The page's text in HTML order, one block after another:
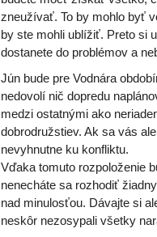
zneužívať. To by mohlo byť
by ste mohli ublížiť. Preto si
dostanete do problémov a
Jún bude pre Vodnára
nedovolí nič dopredu
medzi ostatnými ako
dobrodružstiev. Ak sa vás
nevyhnutne ku konfliktu.
Vďaka tomuto rozpoloženie
nenecháte sa rozhodiť
nad minulosťou. Dávajte si
neskôr nezosypali všetky